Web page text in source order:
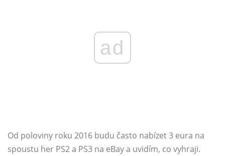
ad
Od poloviny roku 2016 budu často nabízet 3 eura na
spoustu her PS2 a PS3 na eBay a uvidím, co vyhraji.